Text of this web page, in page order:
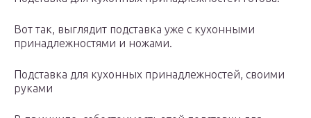
Вот так, выглядит подставка уже с кухонными
принадлежностями и ножами.
Подставка для кухонных принадлежностей, своими
руками